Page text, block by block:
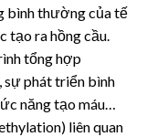
bình thường của tế
tạo ra hồng cầu.
tổng hợp
sự phát triển bình
năng tạo máu…
liên quan